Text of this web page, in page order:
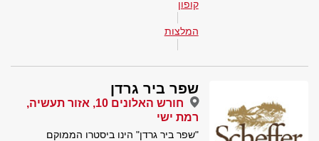
קופון
המלצות
שפר ביר גרדן
חורש האלונים 10, אזור תעשיה,
רמת ישי
"שפר ביר גרדן" הינו ביסטרו הממוקם